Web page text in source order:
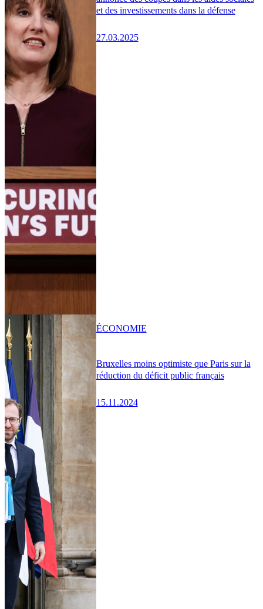
et des investissements dans la défense
27.03.2025
Bruxelles moins optimiste que Paris sur la
réduction du déficit public français
15.11.2024
ÉCONOMIE